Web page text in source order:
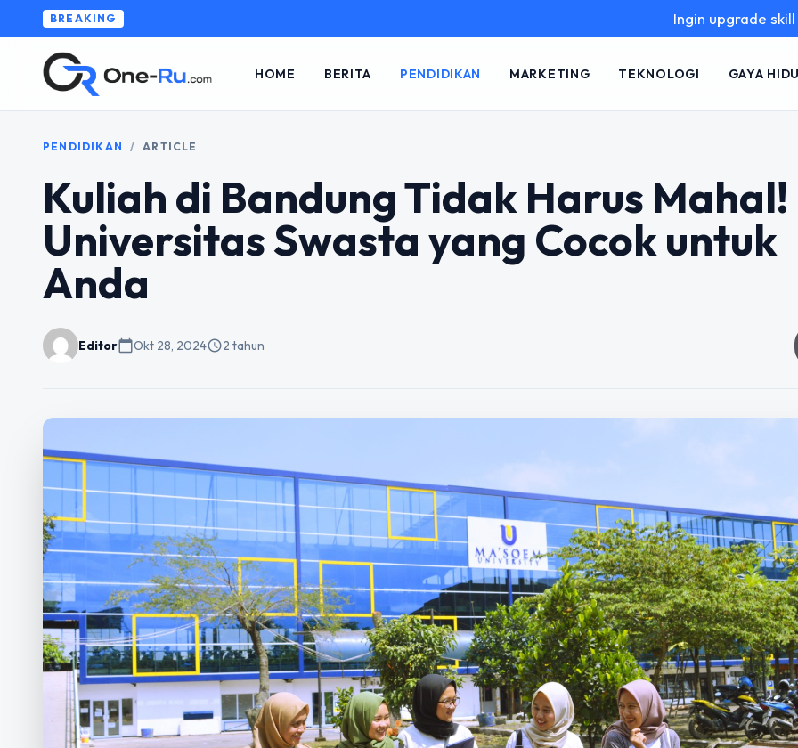
BREAKING Ingin upgrade skill tanpa
HOME BERITA PENDIDIKAN MARKETING TEKNOLOGI GAYA
PENDIDIKAN / ARTICLE
Kuliah di Bandung Tidak Harus Mahal!
Universitas Swasta yang Cocok untuk
Anda
Editorcalendar_todayOkt 28, 2024schedule2 tahun